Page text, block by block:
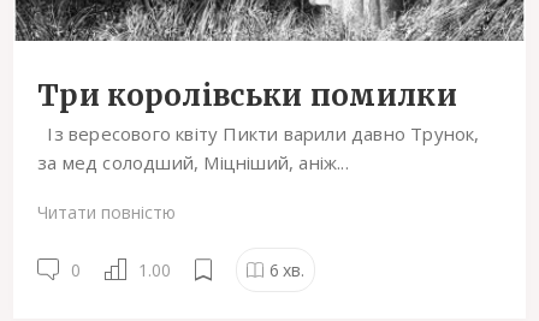
Три королівськи помилки
Із вересового квіту Пикти варили давно Трунок,
за мед солодший, Міцніший, аніж...
Читати повністю
0 1.00 6 хв.